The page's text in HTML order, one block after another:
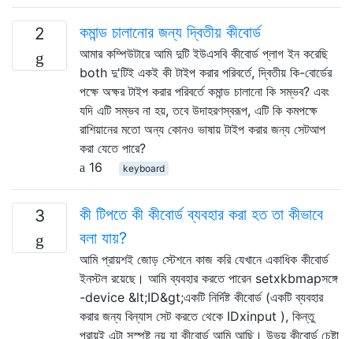
2 কমান্ড চালানোর জন্য দ্বিতীয় কীবোর্ড
আমার কম্পিউটারে আমি দুটি ইউএসবি কীবোর্ড প্লাগ ইন করেছি
both দু'টিই একই কী টাইপ করার পরিবর্তে, দ্বিতীয় কি-বোর্ডের
পক্ষে অক্ষর টাইপ করার পরিবর্তে কমান্ড চালানো কি সম্ভব? এবং
যদি এটি সম্ভব না হয়, তবে উদাহরণস্বরূপ, এটি কি কমপক্ষে
রাশিয়ানের মতো অন্য কোনও ভাষায় টাইপ করার জন্য সেটআপ
করা যেতে পারে?
16
keyboard
3
কী টিপতে কী কীবোর্ড ব্যবহার করা হত তা কীভাবে
বলা যায়?
আমি প্রায়শই জোড় স্টেশনে কাজ করি যেখানে একাধিক কীবোর্ড
ইনস্টল রয়েছে। আমি ব্যবহার করতে পারেন setxkbmapসঙ্গে
-device &lt;ID&gt;একটি নির্দিষ্ট কীবোর্ড (একটি ব্যবহার
করার জন্য বিন্যাস সেট করতে থেকে IDxinput ), কিন্তু
প্রায়ই এটা সুস্পষ্ট নয় যা কীবোর্ড আমি আছি। উভয় কীবোর্ড চেষ্টা